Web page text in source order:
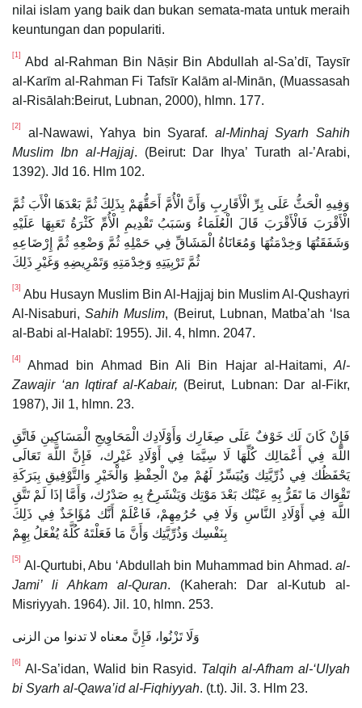
nilai islam yang baik dan bukan semata-mata untuk meraih
keuntungan dan populariti.
[1]
Abd al-Rahman Bin Nāṣir Bin Abdullah al-Sa’dī, Taysīr
al-Karīm al-Rahman Fi Tafsīr Kalām al-Minān, (Muassasah
al-Risālah:Beirut, Lubnan, 2000), hlmn. 177.
[2] al-Nawawi, Yahya bin Syaraf. al-Minhaj Syarh Sahih
Muslim Ibn al-Hajjaj. (Beirut: Dar Ihya’ Turath al-’Arabi,
1392). Jld 16. Hlm 102.
وَفِيهِ الْحَثُّ عَلَى بِرِّ الْأَقَارِبِ وَأَنَّ الْأُمَّ أَحَقُّهَمْ بِذَلِكَ ثُمَّ بَعْدَهَا الْأَبَ ثُمَّ
الْأَقْرَبَ فَالْأَقْرَبَ قَالَ الْعُلَمَاءُ وَسَبَبُ تَقْدِيمِ الْأُمِّ كَثْرَةُ تَعَبِهَا عَلَيْهِ
وَشَفَقَتُهَا وَخِدْمَتُهَا وَمُعَانَاةُ الْمَشَاقِّ فِي حَمْلِهِ ثُمَّ وَضْعِهِ ثُمَّ إِرْضَاعِهِ
ثُمَّ تَرْبِيَتِهِ وَخِدْمَتِهِ وَتَمْرِيضِهِ وَغَيْرِ ذَلِكَ
[3] Abu Husayn Muslim Bin Al-Hajjaj bin Muslim Al-Qushayri
Al-Nisaburi,Sahih Muslim, (Beirut, Lubnan, Matba’ah ‘Isa
al-Babi al-Halabī: 1955). Jil. 4, hlmn. 2047.
[4] Ahmad bin Ahmad Bin Ali Bin Hajar al-Haitami, Al-
Zawajir ‘an Iqtiraf al-Kabair, (Beirut, Lubnan: Dar al-Fikr,
1987), Jil 1, hlmn. 23.
فَإِنْ كَانَ لَك خَوْفٌ عَلَى صِغَارِك وَأَوْلَادِك الْمَحَاوِيجِ الْمَسَاكِينِ فَاتَّقِ
اللَّهَ فِي أَعْمَالِك كُلِّهَا لَا سِيَّمَا فِي أَوْلَادِ غَيْرِك، فَإِنَّ اللَّهَ تَعَالَى
يَحْفَظُك فِي ذُرِّيَّتِك وَيُيَسِّرُ لَهُمْ مِنْ الْحِفْظِ وَالْخَيْرِ وَالتَّوْفِيقِ بِبَرَكَةِ
تَقْوَاك مَا تَقَرُّ بِهِ عَيْنُك بَعْدَ مَوْتِك وَيَنْشَرِحُ بِهِ صَدْرُك، وَأَمَّا إذَا لَمْ تَتَّقِ
اللَّهَ فِي أَوْلَادِ النَّاسِ وَلَا فِي حُرُمِهِمْ، فَاعْلَمْ أَنَّك مُؤَاخَذٌ فِي ذَلِكَ
بِنَفْسِك وَذُرِّيَّتِك وَأَنَّ مَا فَعَلْتَهُ كُلَّهُ يُفْعَلُ بِهِمْ
[5] Al-Qurtubi, Abu ‘Abdullah bin Muhammad bin Ahmad. al-
Jami’ li Ahkam al-Quran. (Kaherah: Dar al-Kutub al-
Misriyyah. 1964). Jil. 10, hlmn. 253.
وَلَا تَزْنُوا، فَإِنَّ معناه لا تدنوا من الزنى
[6] Al-Sa’idan, Walid bin Rasyid. Talqih al-Afham al-‘Ulyah
bi Syarh al-Qawa’id al-Fiqhiyyah. (t.t). Jil. 3. Hlm 23.